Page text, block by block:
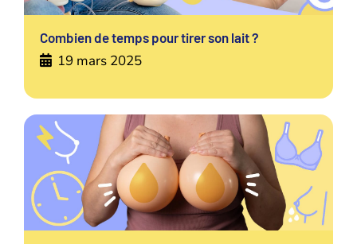
Combien de temps pour tirer son lait ?
19 mars 2025